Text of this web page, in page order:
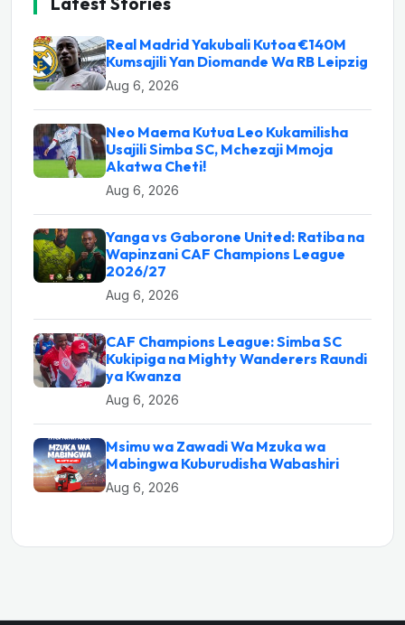
Real Madrid Yakubali Kutoa €140M
Kumsajili Yan Diomande Wa RB Leipzig
Aug 6, 2026
Neo Maema Kutua Leo Kukamilisha
Usajili Simba SC, Mchezaji Mmoja
Akatwa Cheti!
Aug 6, 2026
Yanga vs Gaborone United: Ratiba na
Wapinzani CAF Champions League
2026/27
Aug 6, 2026
CAF Champions League: Simba SC
Kukipiga na Mighty Wanderers Raundi
ya Kwanza
Aug 6, 2026
Msimu wa Zawadi Wa Mzuka wa
Mabingwa Kuburudisha Wabashiri
Aug 6, 2026